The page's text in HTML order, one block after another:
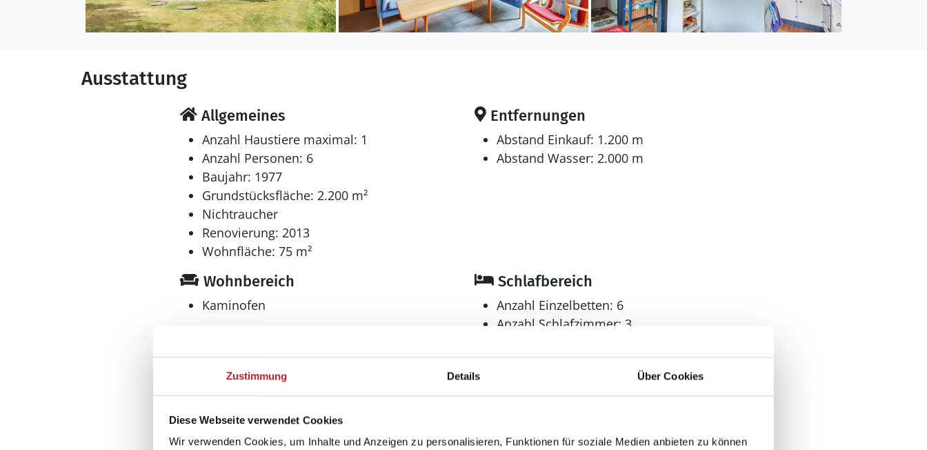
Zustimmung Details Über Cookies
Diese Webseite verwendet Cookies
Wir verwenden Cookies, um Inhalte und Anzeigen zu personalisieren, Funktionen für soziale Medien anbieten zu können
Ausstattung
Allgemeines
Anzahl Haustiere maximal: 1
Anzahl Personen: 6
Baujahr: 1977
Grundstücksfläche: 2.200 m²
Nichtraucher
Renovierung: 2013
Wohnfläche: 75 m²
Entfernungen
Abstand Einkauf: 1.200 m
Abstand Wasser: 2.000 m
Wohnbereich
Kaminofen
Schlafbereich
Anzahl Einzelbetten: 6
Anzahl Schlafzimmer: 3
Küche
Gefrierschrank l
Geschirrspüler
Tisch-Geschirrspüler
Kühlschrank
Bad
Anzahl Toiletten: 1